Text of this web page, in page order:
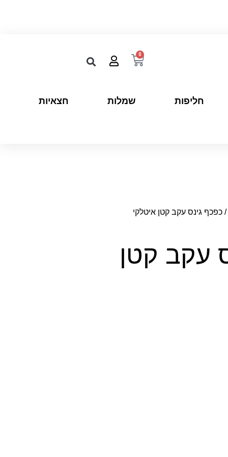
0
חליפות שמלות חצאיות
/ כפכף גינס עקב קטן איטלקי
עקב קטן